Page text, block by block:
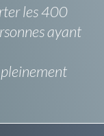
les 400
ayant